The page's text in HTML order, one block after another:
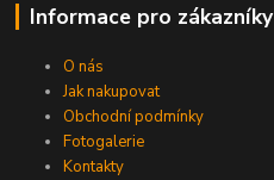
Informace pro zákazníky
O nás
Jak nakupovat
Obchodní podmínky
Fotogalerie
Kontakty